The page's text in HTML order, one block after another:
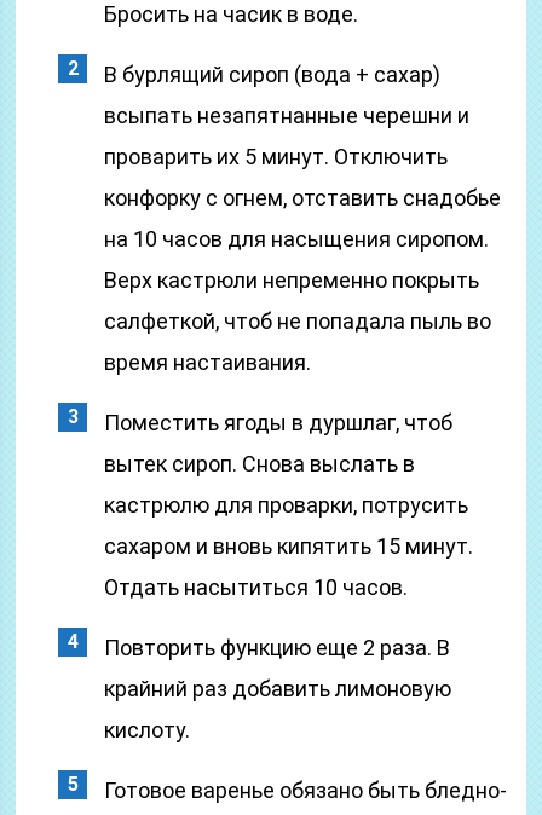
Бросить на часик в воде.
В бурлящий сироп (вода + сахар)
всыпать незапятнанные черешни и
проварить их 5 минут. Отключить
конфорку с огнем, отставить снадобье
на 10 часов для насыщения сиропом.
Верх кастрюли непременно покрыть
салфеткой, чтоб не попадала пыль во
время настаивания.
Поместить ягоды в дуршлаг, чтоб
вытек сироп. Снова выслать в
кастрюлю для проварки, потрусить
сахаром и вновь кипятить 15 минут.
Отдать насытиться 10 часов.
Повторить функцию еще 2 раза. В
крайний раз добавить лимоновую
кислоту.
Готовое варенье обязано быть бледно-